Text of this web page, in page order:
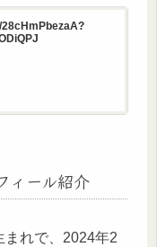
ィール紹介
まれで、2024年2